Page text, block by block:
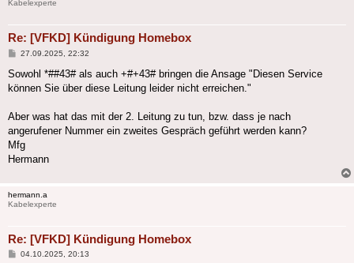
Kabelexperte
Re: [VFKD] Kündigung Homebox
Beitrag
27.09.2025, 22:32
Sowohl *##43# als auch +#+43# bringen die Ansage "Diesen Service
können Sie über diese Leitung leider nicht erreichen."
Aber was hat das mit der 2. Leitung zu tun, bzw. dass je nach
angerufener Nummer ein zweites Gespräch geführt werden kann?
Mfg
Hermann
hermann.a
Kabelexperte
Re: [VFKD] Kündigung Homebox
Beitrag
04.10.2025, 20:13